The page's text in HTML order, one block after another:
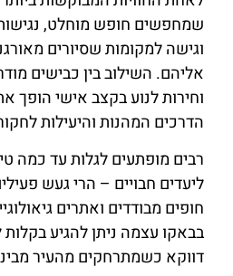
שמחפשים חופש מוחלט,
וגישה למקומות שסיורים
אליהם. השילוב בין כבישים
וחירות לנוע בקצב אישי הופך
הדרכים המהנות והיעילות
רבים מופתעים לגלות עד כמה
ליעדים חבויים – הרי געש
חופים מבודדים ואתרים
בבאקו עצמה ניתן להגיע
דווקא כשמתרחקים מהעיר